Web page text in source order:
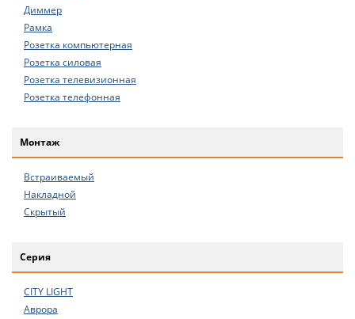
Диммер
Рамка
Розетка компьютерная
Розетка силовая
Розетка телевизионная
Розетка телефонная
Монтаж
Встраиваемый
Накладной
Скрытый
Серия
CITY LIGHT
Аврора